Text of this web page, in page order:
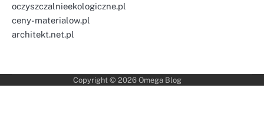
oczyszczalnieekologiczne.pl
ceny-materialow.pl
architekt.net.pl
Copyright © 2026 Omega Blog